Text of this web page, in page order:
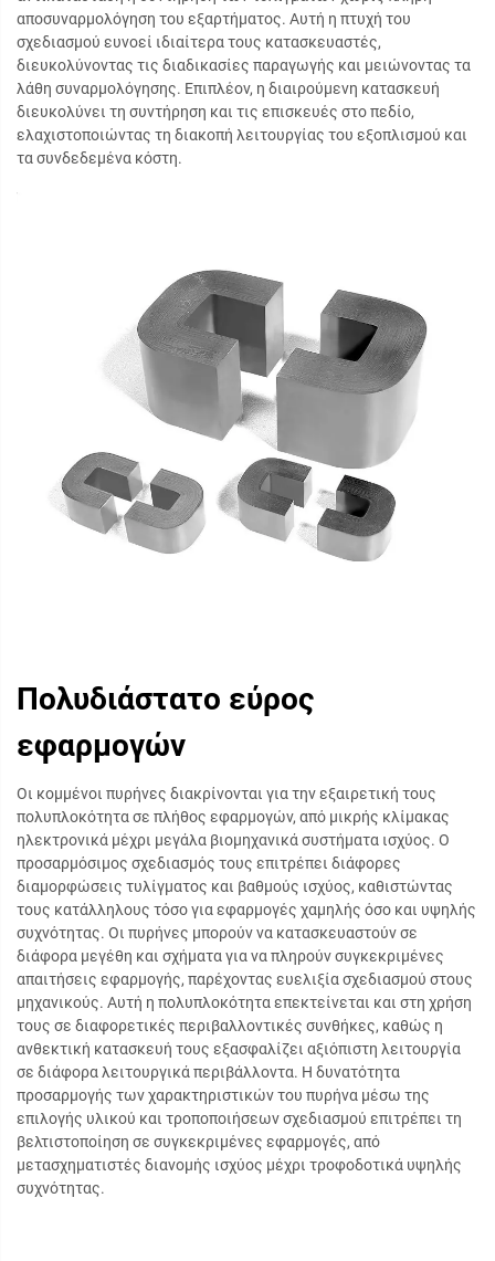
αποσυναρμολόγηση του εξαρτήματος. Αυτή η πτυχή του
σχεδιασμού ευνοεί ιδιαίτερα τους κατασκευαστές,
διευκολύνοντας τις διαδικασίες παραγωγής και μειώνοντας τα
λάθη συναρμολόγησης. Επιπλέον, η διαιρούμενη κατασκευή
διευκολύνει τη συντήρηση και τις επισκευές στο πεδίο,
ελαχιστοποιώντας τη διακοπή λειτουργίας του εξοπλισμού και
τα συνδεδεμένα κόστη.
Πολυδιάστατο εύρος
εφαρμογών
Οι κομμένοι πυρήνες διακρίνονται για την εξαιρετική τους
πολυπλοκότητα σε πλήθος εφαρμογών, από μικρής κλίμακας
ηλεκτρονικά μέχρι μεγάλα βιομηχανικά συστήματα ισχύος. Ο
προσαρμόσιμος σχεδιασμός τους επιτρέπει διάφορες
διαμορφώσεις τυλίγματος και βαθμούς ισχύος, καθιστώντας
τους κατάλληλους τόσο για εφαρμογές χαμηλής όσο και υψηλής
συχνότητας. Οι πυρήνες μπορούν να κατασκευαστούν σε
διάφορα μεγέθη και σχήματα για να πληρούν συγκεκριμένες
απαιτήσεις εφαρμογής, παρέχοντας ευελιξία σχεδιασμού στους
μηχανικούς. Αυτή η πολυπλοκότητα επεκτείνεται και στη χρήση
τους σε διαφορετικές περιβαλλοντικές συνθήκες, καθώς η
ανθεκτική κατασκευή τους εξασφαλίζει αξιόπιστη λειτουργία
σε διάφορα λειτουργικά περιβάλλοντα. Η δυνατότητα
προσαρμογής των χαρακτηριστικών του πυρήνα μέσω της
επιλογής υλικού και τροποποιήσεων σχεδιασμού επιτρέπει τη
βελτιστοποίηση σε συγκεκριμένες εφαρμογές, από
μετασχηματιστές διανομής ισχύος μέχρι τροφοδοτικά υψηλής
συχνότητας.